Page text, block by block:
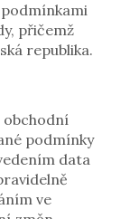
přičemž
republika.
podmínky
data
ve